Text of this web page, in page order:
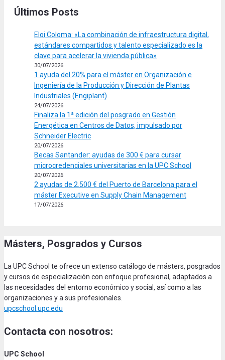
Últimos Posts
Eloi Coloma: «La combinación de infraestructura digital,
estándares compartidos y talento especializado es la
clave para acelerar la vivienda pública»
30/07/2026
1 ayuda del 20% para el máster en Organización e
Ingeniería de la Producción y Dirección de Plantas
Industriales (Engiplant)
24/07/2026
Finaliza la 1ª edición del posgrado en Gestión
Energética en Centros de Datos, impulsado por
Schneider Electric
20/07/2026
Becas Santander: ayudas de 300 € para cursar
microcredenciales universitarias en la UPC School
20/07/2026
2 ayudas de 2.500 € del Puerto de Barcelona para el
máster Executive en Supply Chain Management
17/07/2026
Másters, Posgrados y Cursos
La UPC School te ofrece un extenso catálogo de másters, posgrados
y cursos de especialización con enfoque profesional, adaptados a
las necesidades del entorno económico y social, así como a las
organizaciones y a sus profesionales.
upcschool.upc.edu
Contacta con nosotros:
UPC School